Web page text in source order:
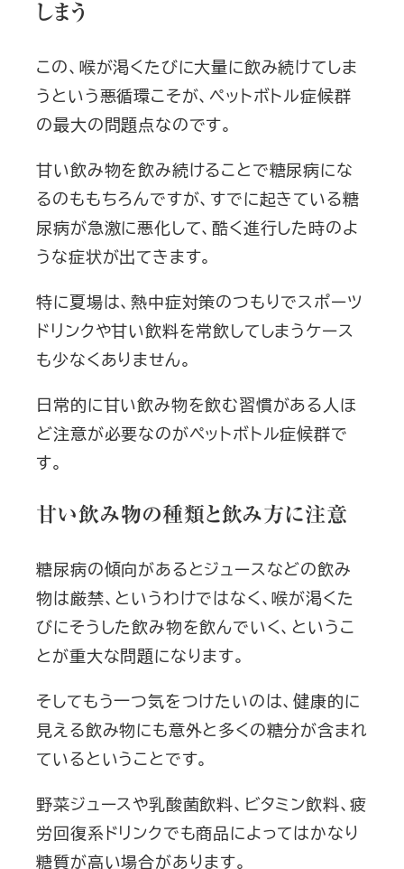
しまう
この、喉が渇くたびに大量に飲み続けてしま
うという悪循環こそが、ペットボトル症候群
の最大の問題点なのです。
甘い飲み物を飲み続けることで糖尿病にな
るのももちろんですが、すでに起きている糖
尿病が急激に悪化して、酷く進行した時のよ
うな症状が出てきます。
特に夏場は、熱中症対策のつもりでスポーツ
ドリンクや甘い飲料を常飲してしまうケース
も少なくありません。
日常的に甘い飲み物を飲む習慣がある人ほ
ど注意が必要なのがペットボトル症候群で
す。
甘い飲み物の種類と飲み方に注意
糖尿病の傾向があるとジュースなどの飲み
物は厳禁、というわけではなく、喉が渇くた
びにそうした飲み物を飲んでいく、というこ
とが重大な問題になります。
そしてもう一つ気をつけたいのは、健康的に
見える飲み物にも意外と多くの糖分が含まれ
ているということです。
野菜ジュースや乳酸菌飲料、ビタミン飲料、疲
労回復系ドリンクでも商品によってはかなり
糖質が高い場合があります。